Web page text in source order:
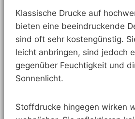
Klassische Drucke auf
bieten eine beeindruckende
sind oft sehr kostengünstig.
leicht anbringen, sind jedoch
gegenüber Feuchtigkeit und
Sonnenlicht.
Stoffdrucke hingegen wirken